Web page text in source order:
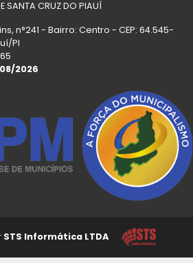
SANTA CRUZ DO PIAUÍ
n°241 - Bairro: Centro - CEP: 64.545-
PI
2026
STS Informática LTDA